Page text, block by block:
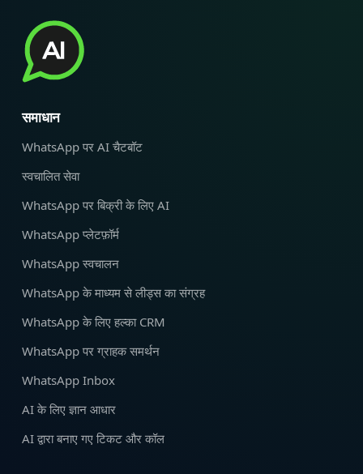
समाधान
WhatsApp पर AI चैटबॉट
स्वचालित सेवा
WhatsApp पर बिक्री के लिए AI
WhatsApp प्लेटफ़ॉर्म
WhatsApp स्वचालन
WhatsApp के माध्यम से लीड्स का संग्रह
WhatsApp के लिए हल्का CRM
WhatsApp पर ग्राहक समर्थन
WhatsApp Inbox
AI के लिए ज्ञान आधार
AI द्वारा बनाए गए टिकट और कॉल